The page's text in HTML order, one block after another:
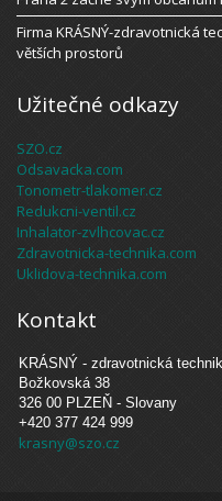
Firma KRÁSNÝ-zdravotnická
větších prostorů
Užitečné odkazy
SZO.cz
Odsavacka.com
Tonometr-tlakomer.cz
Redukcni-ventil.cz
Inhalator-zvlhcovac.cz
Zdravotnicka-technika.com
Uklidova-technika.com
Kontakt
KRÁSNÝ - zdravotnická
Božkovská 38
326 00 PLZEŇ - Slovany
+420 377 424 999
krasny@szo.cz